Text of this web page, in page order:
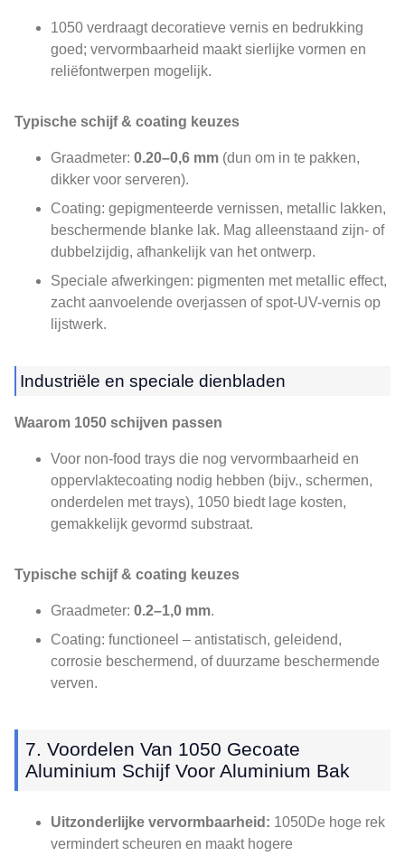
1050 verdraagt ​​decoratieve vernis en bedrukking
goed; vervormbaarheid maakt sierlijke vormen en
reliëfontwerpen mogelijk.
Typische schijf & coating keuzes
Graadmeter: 0.20–0,6 mm (dun om in te pakken,
dikker voor serveren).
Coating: gepigmenteerde vernissen, metallic lakken,
beschermende blanke lak. Mag alleenstaand zijn- of
dubbelzijdig, afhankelijk van het ontwerp.
Speciale afwerkingen: pigmenten met metallic effect,
zacht aanvoelende overjassen of spot-UV-vernis op
lijstwerk.
Industriële en speciale dienbladen
Waarom 1050 schijven passen
Voor non-food trays die nog vervormbaarheid en
oppervlaktecoating nodig hebben (bijv., schermen,
onderdelen met trays), 1050 biedt lage kosten,
gemakkelijk gevormd substraat.
Typische schijf & coating keuzes
Graadmeter: 0.2–1,0 mm.
Coating: functioneel – antistatisch, geleidend,
corrosie beschermend, of duurzame beschermende
verven.
7. Voordelen Van 1050 Gecoate
Aluminium Schijf Voor Aluminium Bak
Uitzonderlijke vervormbaarheid: 1050De hoge rek
vermindert scheuren en maakt hogere